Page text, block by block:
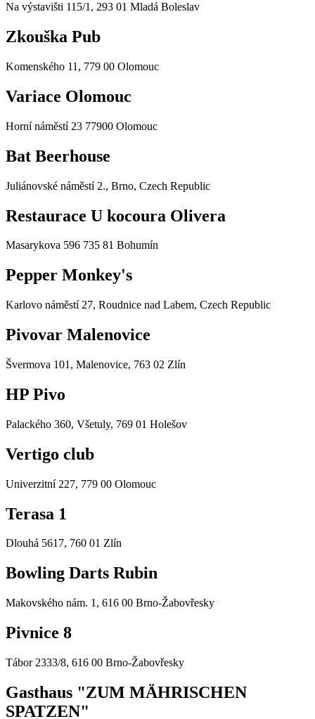
Na výstavišti 115/1, 293 01 Mladá Boleslav
Zkouška Pub
Komenského 11, 779 00 Olomouc
Variace Olomouc
Horní náměstí 23 77900 Olomouc
Bat Beerhouse
Juliánovské náměstí 2., Brno, Czech Republic
Restaurace U kocoura Olivera
Masarykova 596 735 81 Bohumín
Pepper Monkey's
Karlovo náměstí 27, Roudnice nad Labem, Czech Republic
Pivovar Malenovice
Švermova 101, Malenovice, 763 02 Zlín
HP Pivo
Palackého 360, Všetuly, 769 01 Holešov
Vertigo club
Univerzitní 227, 779 00 Olomouc
Terasa 1
Dlouhá 5617, 760 01 Zlín
Bowling Darts Rubin
Makovského nám. 1, 616 00 Brno-Žabovřesky
Pivnice 8
Tábor 2333/8, 616 00 Brno-Žabovřesky
Gasthaus "ZUM MÄHRISCHEN
SPATZEN"